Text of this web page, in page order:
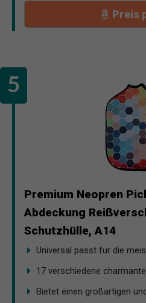
Preis
Premium Neopren
Abdeckung
Schutzhülle, A14
Universal passt für die
17 verschiedene
Bietet einen großartigen